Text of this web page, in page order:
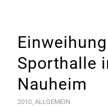
Sporthalle
Nauheim
2010, ALLGEMEIN